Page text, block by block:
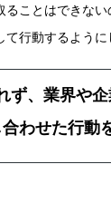
ることはできな
行動するように
ず、業界や
合わせた行動